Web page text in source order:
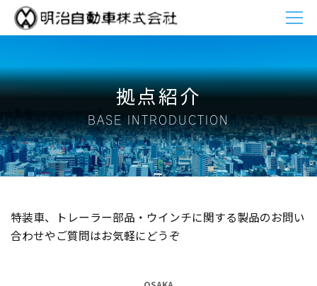
拠点紹介
BASE INTRODUCTION
特装車、トレーラー部品・ウインチに関する製品のお問い
合わせやご質問はお気軽にどうぞ